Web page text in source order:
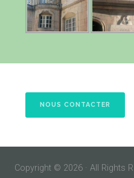
NOUS CONTACTER
Copyright © 2026 · All Rights